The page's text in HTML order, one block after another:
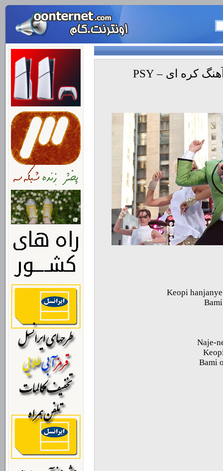
متن آهنگ و ترجمه انگلیسی آهنگ کره ای PSY –
Keopi
Naje-
Bami